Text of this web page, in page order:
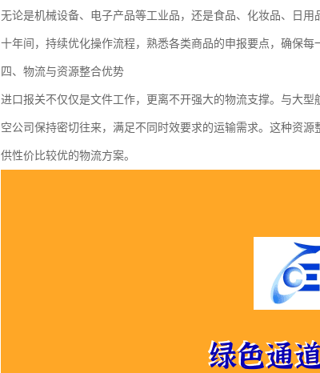
无论是机械设备、电子产品等工业品，还是食品、化妆品、日
十年间，持续优化操作流程，熟悉各类商品的申报要点，确保每
四、物流与资源整合优势
进口报关不仅仅是文件工作，更离不开强大的物流支撑。与大
空公司保持密切往来，满足不同时效要求的运输需求。这种资
供性价比较优的物流方案。